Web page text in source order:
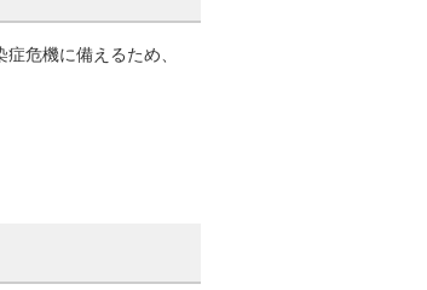
危機に備えるため、